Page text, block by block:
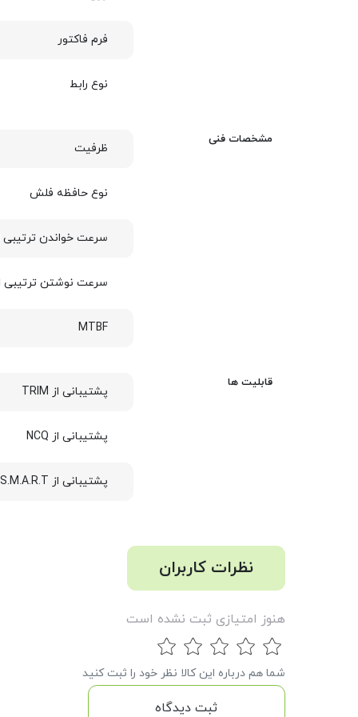
فرم فاکتور
نوع رابط
مشخصات فنی
ظرفیت
نوع حافظه فلش
سرعت خواندن ترتیبی
سرعت نوشتن ترتیبی
MTBF
قابلیت ها
پشتیبانی از TRIM
پشتیبانی از NCQ
پشتیبانی از S.M.A.R.T
نظرات کاربران
هنوز امتیازی ثبت نشده است
شما هم درباره این کالا نظر خود را ثبت کنید
ثبت دیدگاه